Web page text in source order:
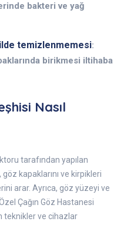
bakteri ve yağ
temizlenmemesi:
birikmesi iltihaba
Nasıl
tarafından yapılan
kapaklarını ve kirpikleri
arar. Ayrıca, göz yüzeyi ve
Çağın Göz Hastanesi
teknikler ve cihazlar